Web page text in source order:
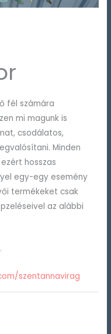
fél számára
mi magunk is
csodálatos,
Minden
hosszas
egy-egy esemény
termékeket csak
az alábbi
szentannavirag